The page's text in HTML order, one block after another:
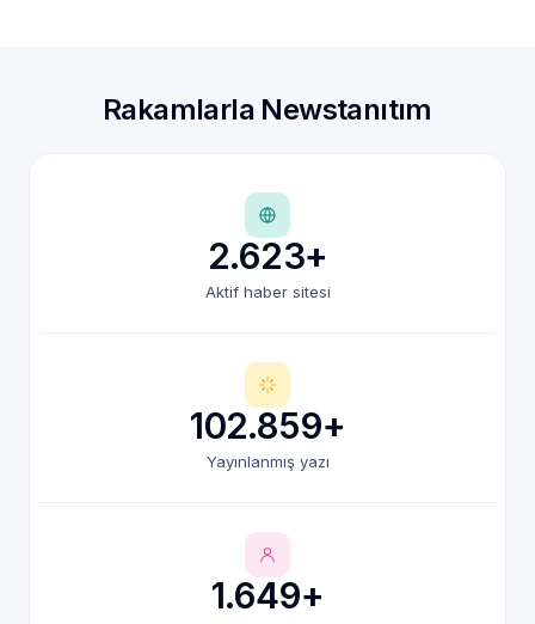
Rakamlarla Newstanıtım
2.623+
Aktif haber sitesi
102.859+
Yayınlanmış yazı
1.649+